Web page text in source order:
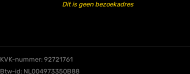
Dit is geen bezoekadres
KVK-nummer: 92721761
Btw-id: NL004973350B88